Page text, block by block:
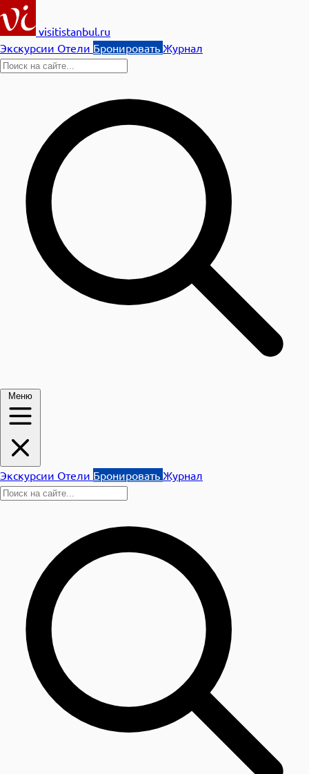
visitistanbul.ru
Экскурсии Отели Бронировать Журнал
Меню
Экскурсии Отели Бронировать Журнал